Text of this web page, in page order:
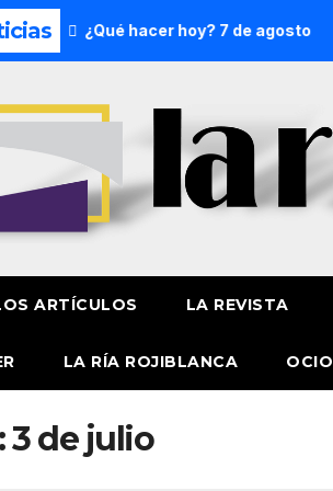
¿Qué hacer hoy? 7 de agosto
ARTÍCULOS LA REVISTA
LA RÍA ROJIBLANCA OCIO
3 de julio